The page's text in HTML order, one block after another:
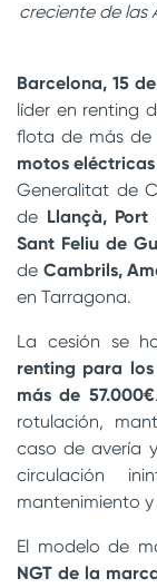
creciente de las
Barcelona, 15
líder en renting
flota de más de
motos eléctricas
Generalitat de
de Llançà, Port
Sant Feliu de
de Cambrils,
en Tarragona.
La cesión se
renting para
más de 57.000€
rotulación,
caso de avería
circulación
mantenimiento
El modelo de
NGT de la